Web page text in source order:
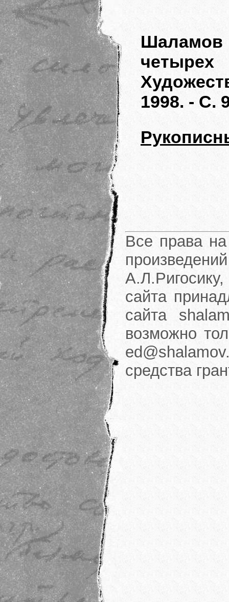
Шаламов
1998. - С.
Все права на
сайта
сайта
возможно
средства